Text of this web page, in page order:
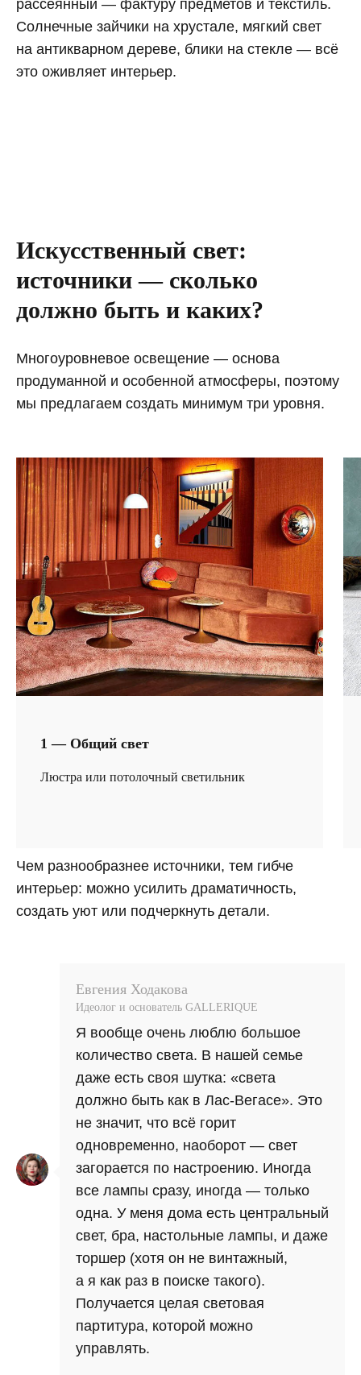
рассеянный — фактуру предметов и текстиль.
Солнечные зайчики на хрустале, мягкий свет
на антикварном дереве, блики на стекле — всё
это оживляет интерьер.
Искусственный свет:
источники — сколько
должно быть и каких?
Многоуровневое освещение — основа
продуманной и особенной атмосферы, поэтому
мы предлагаем создать минимум три уровня.
1 — Общий свет
Люстра или потолочный светильник
Чем разнообразнее источники, тем гибче
интерьер: можно усилить драматичность,
создать уют или подчеркнуть детали.
Евгения Ходакова
Идеолог и основатель GALLERIQUE
Я вообще очень люблю большое
количество света. В нашей семье
даже есть своя шутка: «света
должно быть как в Лас-Вегасе». Это
не значит, что всё горит
одновременно, наоборот — свет
загорается по настроению. Иногда
все лампы сразу, иногда — только
одна. У меня дома есть центральный
свет, бра, настольные лампы, и даже
торшер (хотя он не винтажный,
а я как раз в поиске такого).
Получается целая световая
партитура, которой можно
управлять.